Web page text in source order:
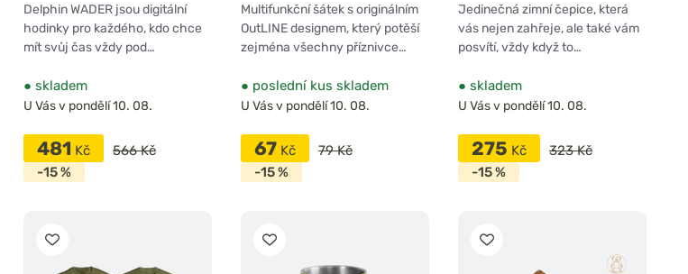
Delphin WADER jsou digitální
hodinky pro každého, kdo chce
mít svůj čas vždy pod…
● skladem
U Vás v pondělí 10. 08.
481 Kč
566 Kč
-15 %
Multifunkční šátek s originálním
OutLINE designem, který potěší
zejména všechny příznivce…
● poslední kus skladem
U Vás v pondělí 10. 08.
67 Kč
79 Kč
-15 %
Jedinečná zimní čepice, která
vás nejen zahřeje, ale také vám
posvítí, vždy když to…
● skladem
U Vás v pondělí 10. 08.
275 Kč
323 Kč
-15 %